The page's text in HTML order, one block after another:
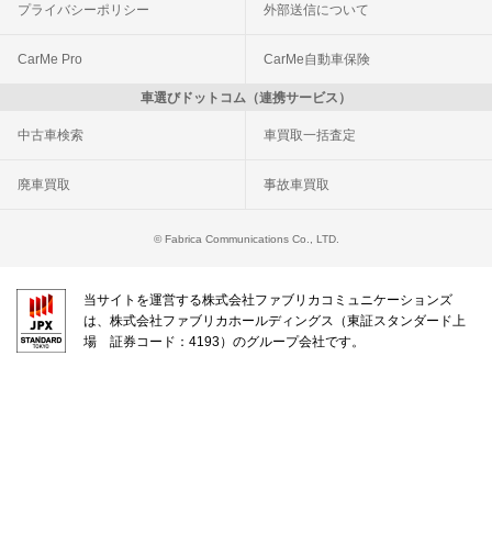
プライバシーポリシー 外部送信について
CarMe Pro CarMe自動車保険
車選びドットコム（連携サービス）
中古車検索 車買取一括査定
廃車買取 事故車買取
© Fabrica Communications Co., LTD.
当サイトを運営する株式会社ファブリカコミュニケーションズ
は、株式会社ファブリカホールディングス（東証スタンダード上
場 証券コード：4193）のグループ会社です。